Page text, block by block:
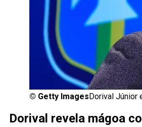
© Getty Images Dorival Júnior
Dorival revela mágoa